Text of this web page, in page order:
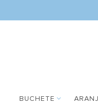
BUCHETE